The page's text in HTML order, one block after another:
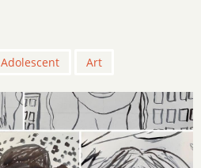
Adolescent Art